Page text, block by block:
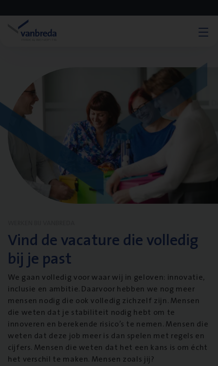
Vind de vacature die volledig
bij je past
We gaan volledig voor waar wij in geloven: innovatie,
inclusie en ambitie. Daarvoor hebben we nog meer
mensen nodig die ook volledig zichzelf zijn. Mensen
die weten dat je stabiliteit nodig hebt om te
innoveren en berekende risico’s te nemen. Mensen die
weten dat deze job meer is dan spelen met regels en
cijfers. Mensen die weten dat het een kans is om écht
het verschil te maken. Mensen zoals jij?